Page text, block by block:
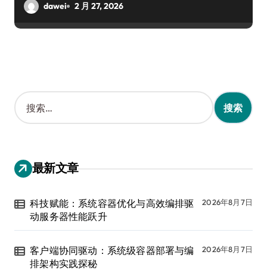
dawei 2 月 27, 2026
搜
索
：
最新文章
科技赋能：系统容器优化与高效编排驱
动服务器性能跃升
2026年8月7日
客户端协同驱动：系统级容器部署与编
排架构实践探秘
2026年8月7日